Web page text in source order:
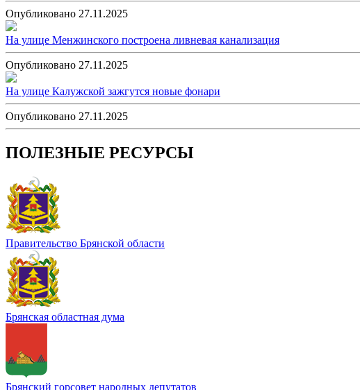
Опубликовано 27.11.2025
На улице Менжинского построена ливневая канализация
Опубликовано 27.11.2025
На улице Калужской зажгутся новые фонари
Опубликовано 27.11.2025
ПОЛЕЗНЫЕ РЕСУРСЫ
Правительство Брянской области
Брянская областная дума
Брянский горсовет народных депутатов